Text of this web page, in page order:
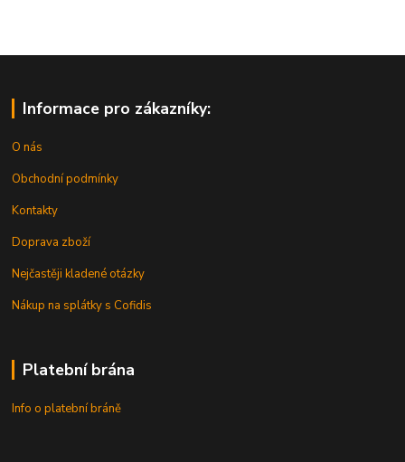
Informace pro zákazníky:
O nás
Obchodní podmínky
Kontakty
Doprava zboží
Nejčastěji kladené otázky
Nákup na splátky s Cofidis
Platební brána
Info o platební bráně